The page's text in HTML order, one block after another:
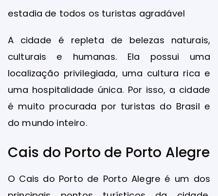
estadia de todos os turistas agradável
A cidade é repleta de belezas naturais,
culturais e humanas. Ela possui uma
localização privilegiada, uma cultura rica e
uma hospitalidade única. Por isso, a cidade
é muito procurada por turistas do Brasil e
do mundo inteiro.
Cais do Porto de Porto Alegre
O Cais do Porto de Porto Alegre é um dos